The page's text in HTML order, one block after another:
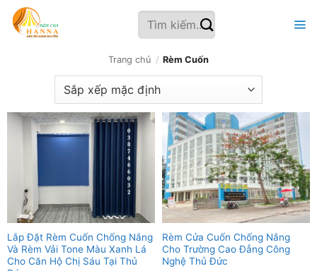
qua
Tìm
kiếm:
Trang chủ / Rèm Cuốn
Lắp Đặt Rèm Cuốn Chống Nắng
Và Rèm Vải Tone Màu Xanh Lá
Cho Căn Hộ Chị Sáu Tại Thủ
Rèm Cửa Cuốn Chống Nắng
Cho Trường Cao Đẳng Công
Nghệ Thủ Đức